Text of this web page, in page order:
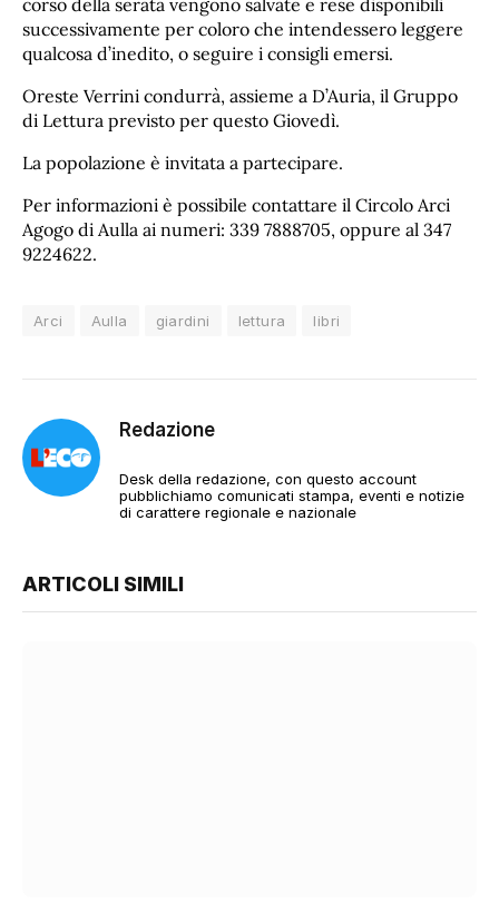
corso della serata vengono salvate e rese disponibili
successivamente per coloro che intendessero leggere
qualcosa d’inedito, o seguire i consigli emersi.
Oreste Verrini condurrà, assieme a D’Auria, il Gruppo
di Lettura previsto per questo Giovedì.
La popolazione è invitata a partecipare.
Per informazioni è possibile contattare il Circolo Arci
Agogo di Aulla ai numeri: 339 7888705, oppure al 347
9224622.
Arci Aulla giardini lettura libri
Redazione
Desk della redazione, con questo account
pubblichiamo comunicati stampa, eventi e notizie
di carattere regionale e nazionale
ARTICOLI SIMILI